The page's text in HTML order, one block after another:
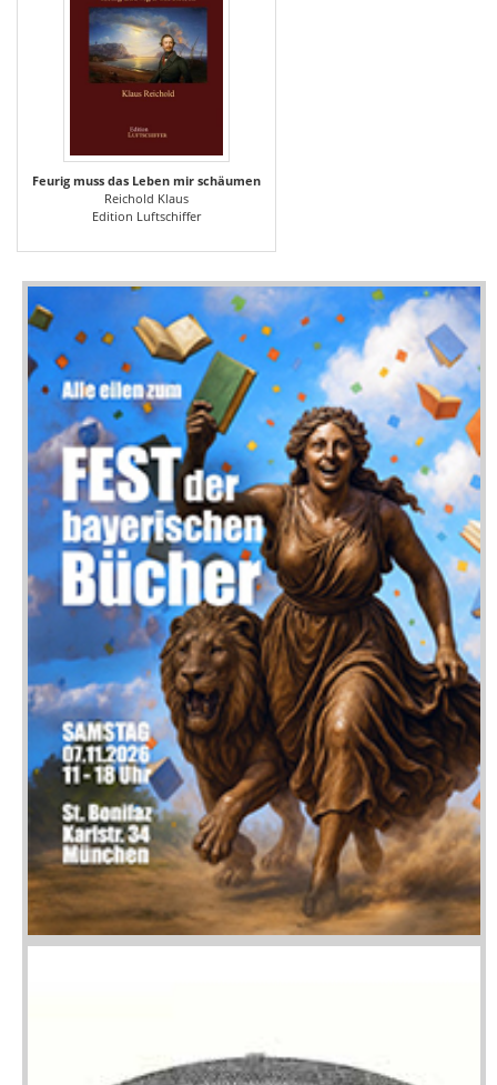
Feurig muss das Leben mir schäumen
Reichold Klaus
Edition Luftschiffer